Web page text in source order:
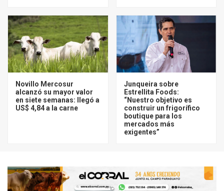
Novillo Mercosur
alcanzó su mayor valor
en siete semanas: llegó a
US$ 4,84 a la carne
Junqueira sobre
Estrellita Foods:
“Nuestro objetivo es
construir un frigorífico
boutique para los
mercados más
exigentes”